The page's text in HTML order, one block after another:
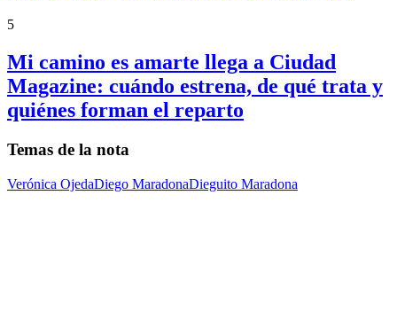
5
Mi camino es amarte llega a Ciudad
Magazine: cuándo estrena, de qué trata y
quiénes forman el reparto
Temas de la nota
Verónica OjedaDiego MaradonaDieguito Maradona